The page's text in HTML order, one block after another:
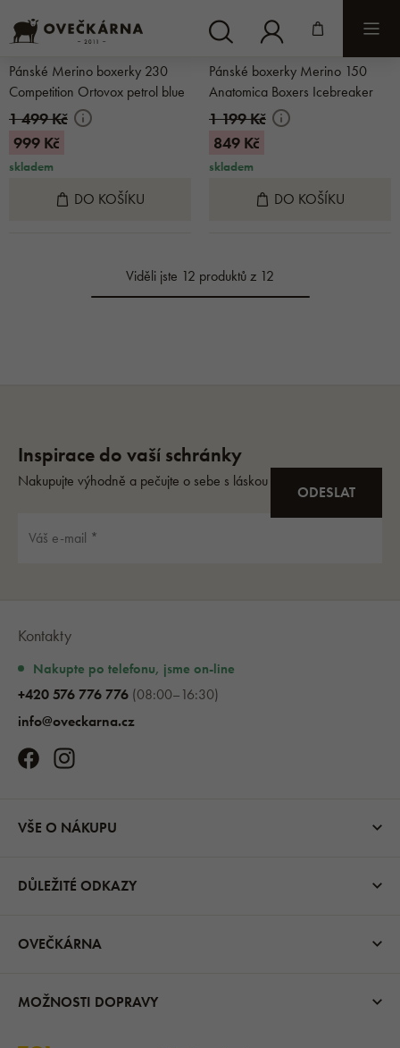
Pánské Merino boxerky 230
Competition Ortovox petrol blue
1 499 Kč
999 Kč
skladem
DO KOŠÍKU
Pánské boxerky Merino 150
Anatomica Boxers Icebreaker
Gristone
1 199 Kč
849 Kč
skladem
DO KOŠÍKU
Viděli jste 12 produktů z 12
Kontakty
Nakupte po telefonu, jsme on-line
+420 576 776 776 (08:00–16:30)
info@oveckarna.cz
VŠE O NÁKUPU
DŮLEŽITÉ ODKAZY
OVEČKÁRNA
MOŽNOSTI DOPRAVY